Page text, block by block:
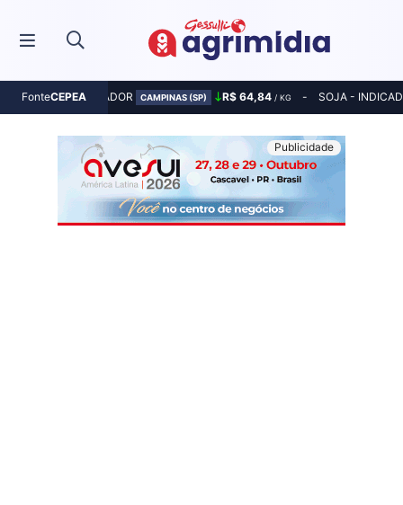
FonteCEPEA
MILHO - INDICADOR CAMPINAS (SP) R$ 64,84 / KG SOJA -